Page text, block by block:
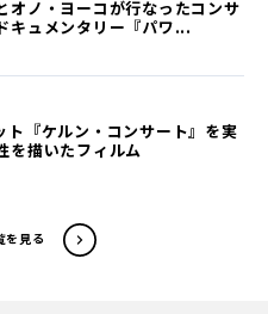
オノ・ヨーコが行なったコンサ
キュメンタリー『パワ...
ト『ケルン・コンサート』を実
を描いたフィルム
を見る